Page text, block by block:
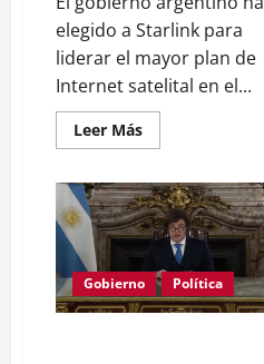
elegido a Starlink para
liderar el mayor plan de
Internet satelital en el...
Leer MásLeer
más
Starlink
lidera
plan
de
Internet
satelital
para
1.000
escuelas
Gobierno Política